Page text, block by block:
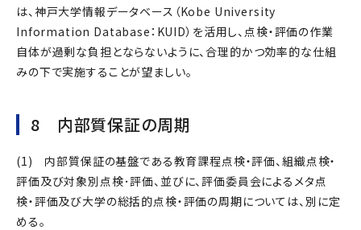
は、神戸大学情報データベース（Kobe University
Information Database：KUID）を活用し、点検・評価の作業
自体が過剰な負担とならないように、合理的かつ効率的な仕組
みの下で実施することが望ましい。
8 内部質保証の周期
(1) 内部質保証の基盤である教育課程点検・評価、組織点検・
評価及び対象別点検･評価、並びに、評価委員会によるメタ点
検・評価及び大学の総括的点検・評価の周期については、別に定
める。